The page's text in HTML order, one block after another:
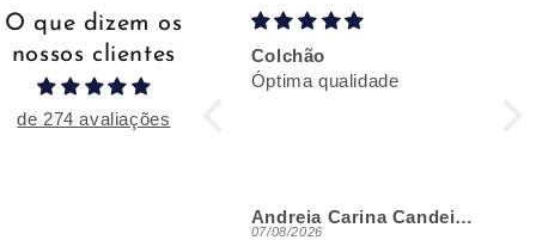
O que dizem os
nossos clientes
de 274 avaliações
Colchão
Óptima qualidade
Andreia Carina Candeias
07/08/2026